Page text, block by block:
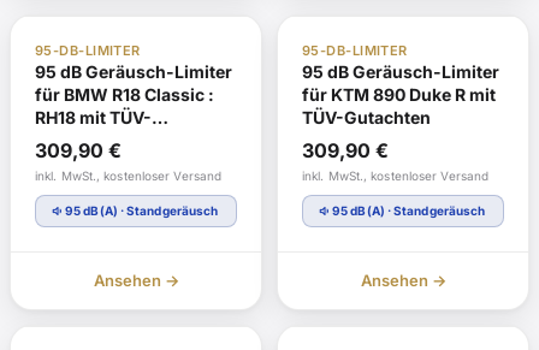
95-DB-LIMITER
95 dB Geräusch-Limiter
für BMW R18 Classic :
RH18 mit TÜV-
Gutachten
309,90 €
inkl. MwSt., kostenloser Versand
volume_down 95 dB(A) · Standgeräusch
Ansehen →
Euro 4
95-DB-LIMITER
95 dB Geräusch-Limiter
für KTM 890 Duke R mit
TÜV-Gutachten
309,90 €
inkl. MwSt., kostenloser Versand
volume_down 95 dB(A) · Standgeräusch
Ansehen →